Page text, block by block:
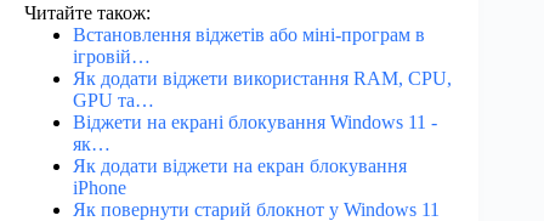
Читайте також:
Встановлення віджетів або міні-програм в
ігровій…
Як додати віджети використання RAM, CPU,
GPU та…
Віджети на екрані блокування Windows 11 -
як…
Як додати віджети на екран блокування
iPhone
Як повернути старий блокнот у Windows 11